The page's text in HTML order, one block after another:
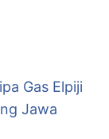
Gas Elpiji
Jawa